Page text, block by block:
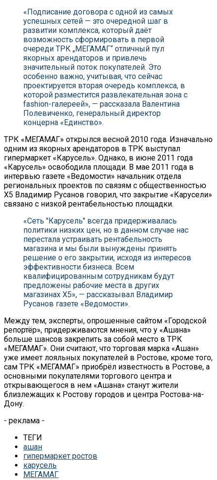
«Подписание договора с одной из самых
успешных сетей — это очередной шаг в
развитии комплекса, который даёт
возможность сформировать в первой
очереди ТРК „МЕГАМАГ“ отличный пул
якорных арендаторов и привлечь
значительный поток покупателей. Это
особенно важно, учитывая, что сейчас
проектируется вторая очередь комплекса, в
которой разместится развлекательная зона с
fashion-галереей», — рассказала Валентина
Полевиченко, генеральный директор
концерна «Единство».
ТРК «МЕГАМАГ» открылся весной 2010 года. Изначально
одним из якорных арендаторов в ТРК выступал
гипермаркет «Карусель». Однако, в июне 2011 года
«Карусель» освободила площади. В мае 2011 года в
интервью газете «Ведомости» начальник отдела
региональных проектов по связям с общественностью
Х5 Владимир Русанов говорил, что закрытие «Карусели»
связано с низкой рентабельностью площадки.
«Сеть "Карусель" всегда придерживалась
политики низких цен, но в данном случае нас
перестала устраивать рентабельность
магазина и мы были вынуждены принять
решение о его закрытии, исходя из интересов
эффективности бизнеса. Всем
квалифицированным сотрудникам будут
предложены рабочие места в других
магазинах Х5», — рассказывал Владимир
Русанов газете «Ведомости».
Между тем, эксперты, опрошенные сайтом «Городской
репортёр», придерживаются мнения, что у «Ашана»
больше шансов закрепить за собой место в ТРК
«МЕГАМАГ». Они считают, что торговая марка «Ашан»
уже имеет лояльных покупателей в Ростове, кроме того,
сам ТРК «МЕГАМАГ» приобрёл известность в Ростове, а
основными покупателями торгового центра и
открывающегося в нем «Ашана» станут жители
близлежащих к Ростову городов и центра Ростова-на-
Дону.
- реклама -
ТЕГИ
ашан
гипермаркет ростов
карусель
МЕГАМАГ